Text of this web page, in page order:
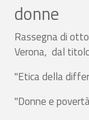
donne
Rassegna di
Verona, dal
"Etica della
"Donne e